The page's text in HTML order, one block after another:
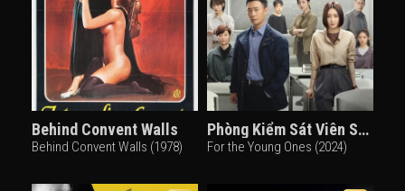
Behind Convent Walls
Behind Convent Walls (1978)
Phòng Kiểm Sát Viên Số 9
For the Young Ones (2024)